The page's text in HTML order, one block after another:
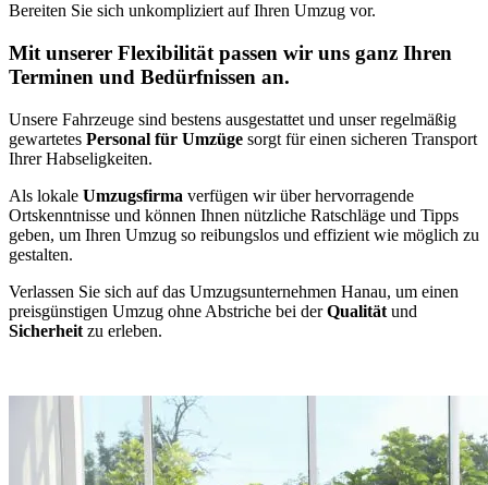
Bereiten Sie sich unkompliziert auf Ihren Umzug vor.
Mit unserer Flexibilität passen wir uns ganz Ihren
Terminen und Bedürfnissen an.
Unsere Fahrzeuge sind bestens ausgestattet und unser regelmäßig
gewartetes Personal für Umzüge sorgt für einen sicheren Transport
Ihrer Habseligkeiten.
Als lokale Umzugsfirma verfügen wir über hervorragende
Ortskenntnisse und können Ihnen nützliche Ratschläge und Tipps
geben, um Ihren Umzug so reibungslos und effizient wie möglich zu
gestalten.
Verlassen Sie sich auf das Umzugsunternehmen Hanau, um einen
preisgünstigen Umzug ohne Abstriche bei derQualität und
Sicherheit zu erleben.